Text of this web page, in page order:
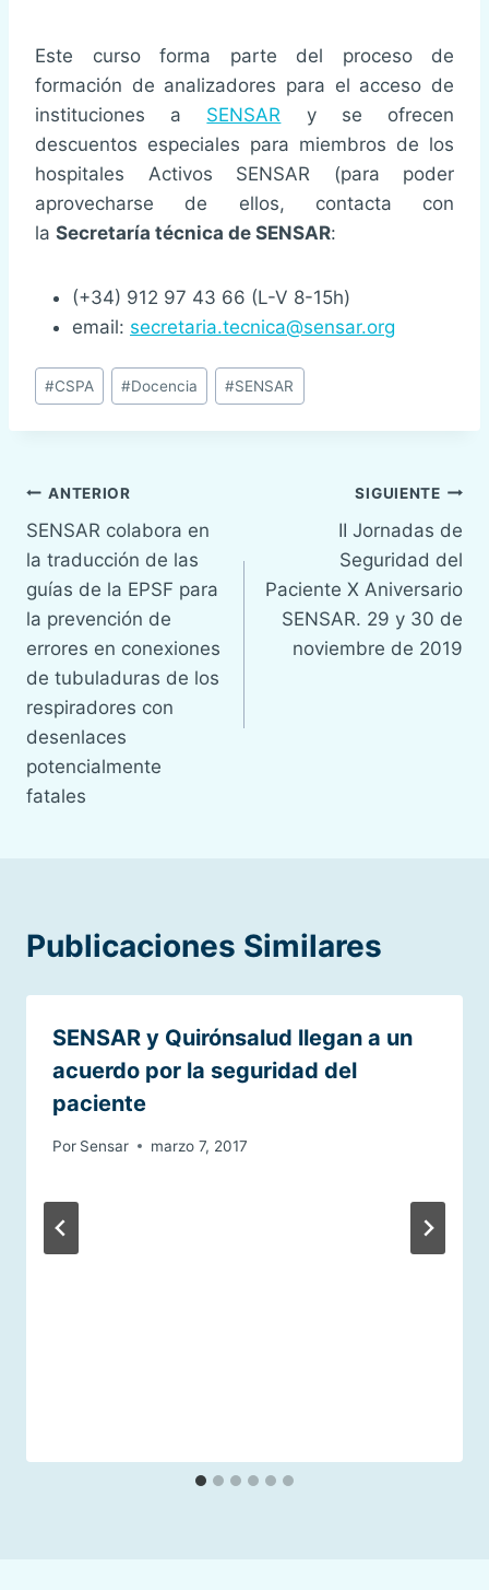
Este curso forma parte del proceso de
formación de analizadores para el acceso de
instituciones a SENSAR y se ofrecen
descuentos especiales para miembros de los
hospitales Activos SENSAR (para poder
aprovecharse de ellos, contacta con
la Secretaría técnica de SENSAR:
(+34) 912 97 43 66 (L-V 8-15h)
email: secretaria.tecnica@sensar.org
Etiquetas
de
la
#CSPA #Docencia #SENSAR
Navegación
de
entradas
ANTERIOR
SENSAR colabora en
la traducción de las
guías de la EPSF para
la prevención de
errores en conexiones
de tubuladuras de los
respiradores con
desenlaces
potencialmente
fatales
SIGUIENTE
II Jornadas de
Seguridad del
Paciente X Aniversario
SENSAR. 29 y 30 de
noviembre de 2019
Publicaciones Similares
SENSAR y Quirónsalud llegan a un
acuerdo por la seguridad del
paciente
Por Sensar marzo 7, 2017